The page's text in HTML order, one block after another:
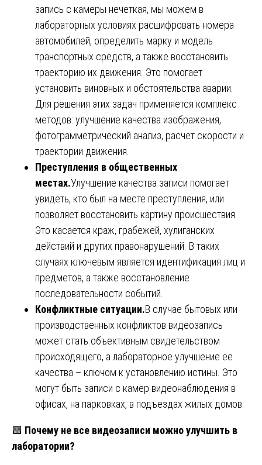
запись с камеры нечеткая, мы можем в
лабораторных условиях расшифровать номера
автомобилей, определить марку и модель
транспортных средств, а также восстановить
траекторию их движения. Это помогает
установить виновных и обстоятельства аварии.
Для решения этих задач применяется комплекс
методов: улучшение качества изображения,
фотограмметрический анализ, расчет скорости и
траектории движения.
Преступления в общественных
местах.Улучшение качества записи помогает
увидеть, кто был на месте преступления, или
позволяет восстановить картину происшествия.
Это касается краж, грабежей, хулиганских
действий и других правонарушений. В таких
случаях ключевым является идентификация лиц и
предметов, а также восстановление
последовательности событий.
Конфликтные ситуации.В случае бытовых или
производственных конфликтов видеозапись
может стать объективным свидетельством
происходящего, а лабораторное улучшение ее
качества – ключом к установлению истины. Это
могут быть записи с камер видеонаблюдения в
офисах, на парковках, в подъездах жилых домов.
🟩 Почему не все видеозаписи можно улучшить в
лаборатории?